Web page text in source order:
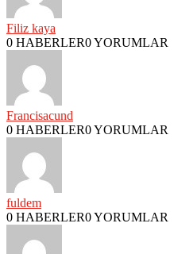
Filiz kaya
0 HABERLER0 YORUMLAR
Francisacund
0 HABERLER0 YORUMLAR
fuldem
0 HABERLER0 YORUMLAR